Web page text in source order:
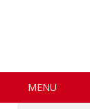
MENU